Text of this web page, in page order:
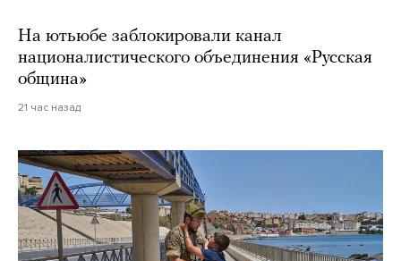
На ютьюбе заблокировали канал
националистического объединения «Русская
община»
21 час назад